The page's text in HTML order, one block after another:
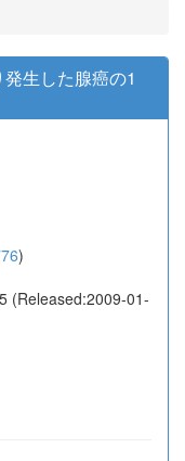
生した腺癌の1
)
(Released:2009-01-